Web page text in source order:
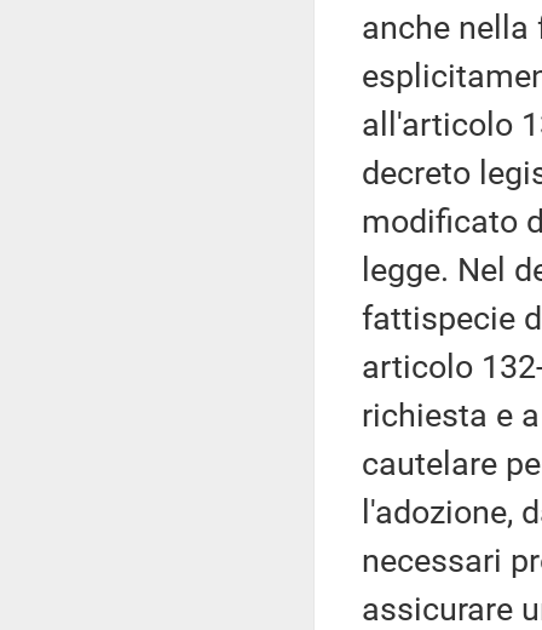
anche nella
all'articolo
decreto
modificato
legge. Nel
fattispecie
articolo
richiesta e
cautelare
l'adozione,
necessari
assicurare